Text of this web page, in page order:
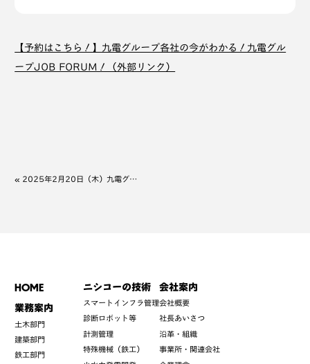
【予約はこちら！】九電グループ各社の今がわかる！九電グル
ープJOB FORUM！（外部リンク）
« 2025年2月20日（木）九電グループJOB FORUMにニシコーが出展します
HOME
業務案内
土木部門
建築部門
鉄工部門
ニシコーの技術
スマートインフラ管理
診断ロボット等
計測管理
特殊機械（鉄工）
会社案内
会社概要
社長あいさつ
沿革・組織
事業所・関連会社